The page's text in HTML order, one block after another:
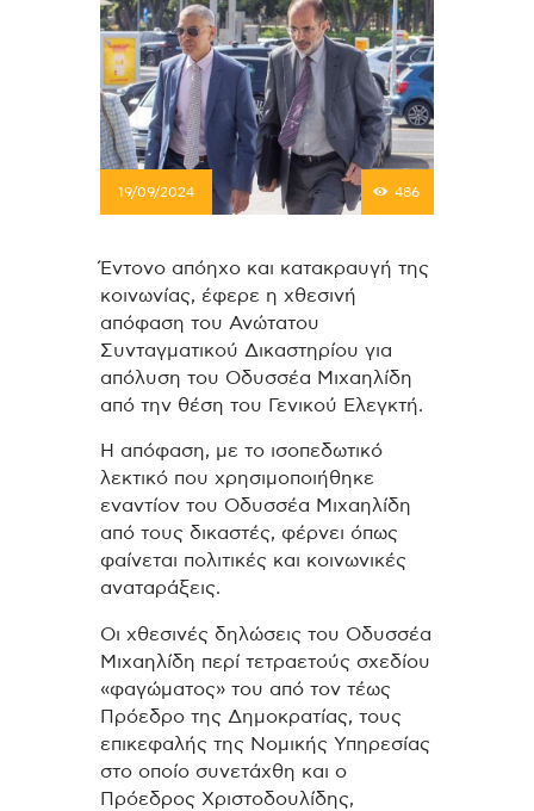
19/09/2024 486
Έντονο απόηχο και κατακραυγή της
κοινωνίας, έφερε η χθεσινή
απόφαση του Ανώτατου
Συνταγματικού Δικαστηρίου για
απόλυση του Οδυσσέα Μιχαηλίδη
από την θέση του Γενικού Ελεγκτή.
Η απόφαση, με το ισοπεδωτικό
λεκτικό που χρησιμοποιήθηκε
εναντίον του Οδυσσέα Μιχαηλίδη
από τους δικαστές, φέρνει όπως
φαίνεται πολιτικές και κοινωνικές
αναταράξεις.
Οι χθεσινές δηλώσεις του Οδυσσέα
Μιχαηλίδη περί τετραετούς σχεδίου
«φαγώματος» του από τον τέως
Πρόεδρο της Δημοκρατίας, τους
επικεφαλής της Νομικής Υπηρεσίας
στο οποίο συνετάχθη και ο
Πρόεδρος Χριστοδουλίδης,